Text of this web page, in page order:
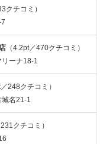
クチコミ）
（4.2pt／470クチコミ）
ーナ18-1
／248クチコミ）
名21-1
クチコミ）